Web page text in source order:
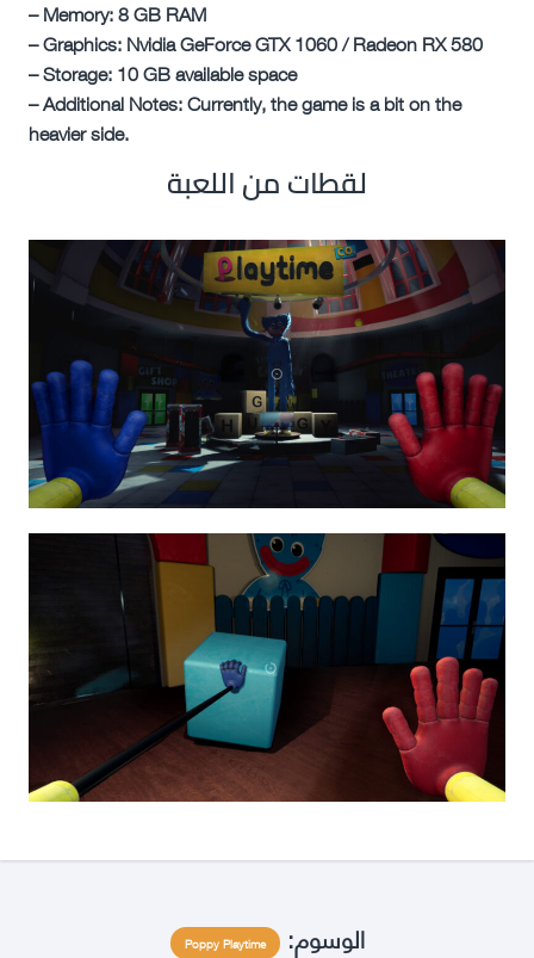
– Memory: 8 GB RAM
– Graphics: Nvidia GeForce GTX 1060 / Radeon RX 580
– Storage: 10 GB available space
– Additional Notes: Currently, the game is a bit on the
heavier side.
لقطات من اللعبة
الوسوم: Poppy Playtime